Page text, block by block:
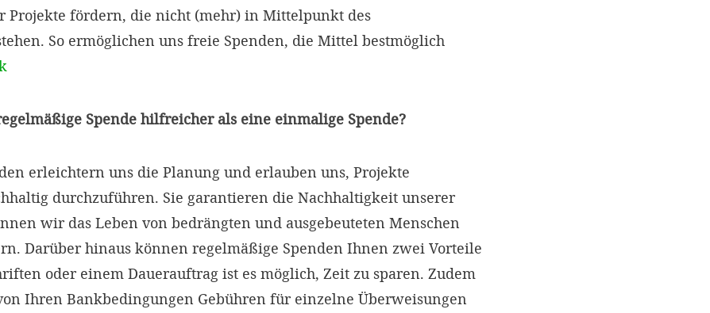
Projekte fördern, die nicht (mehr) in Mittelpunkt des
So ermöglichen uns freie Spenden, die Mittel bestmöglich
Spende hilfreicher als eine einmalige Spende?
erleichtern uns die Planung und erlauben uns, Projekte
durchzuführen. Sie garantieren die Nachhaltigkeit unserer
wir das Leben von bedrängten und ausgebeuteten Menschen
Darüber hinaus können regelmäßige Spenden Ihnen zwei Vorteile
oder einem Dauerauftrag ist es möglich, Zeit zu sparen. Zudem
Ihren Bankbedingungen Gebühren für einzelne Überweisungen